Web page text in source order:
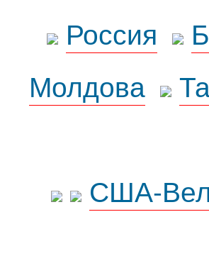
Россия
Молдова
США-